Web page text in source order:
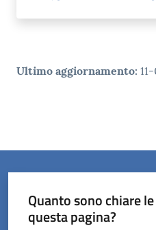
Ultimo aggiornamento:
Quanto sono chiare
questa pagina?